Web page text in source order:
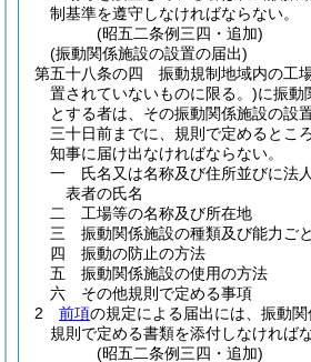
制基準を遵守しなければならない。
(昭五二条例三四・追加)
(振動関係施設の設置の届出)
第五十八条の四
振動規制地域内の工
置されていないものに限る。)に振動
とする者は、その振動関係施設の設
三十日前までに、規則で定めるとこ
知事に届け出なければならない。
一
氏名又は名称及び住所並びに法
表者の氏名
二
工場等の名称及び所在地
三
振動関係施設の種類及び能力ご
四
振動の防止の方法
五
振動関係施設の使用の方法
六
その他規則で定める事項
2
前項の規定による届出には、振動
規則で定める書類を添付しなければ
(昭五二条例三四・追加)